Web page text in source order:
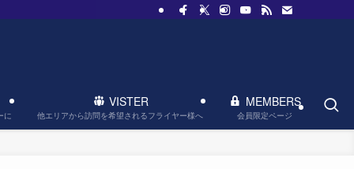
に
VISTER
他エリアから訪問を希望されるフライヤー様へ
MEMBERS
会員限定ページ